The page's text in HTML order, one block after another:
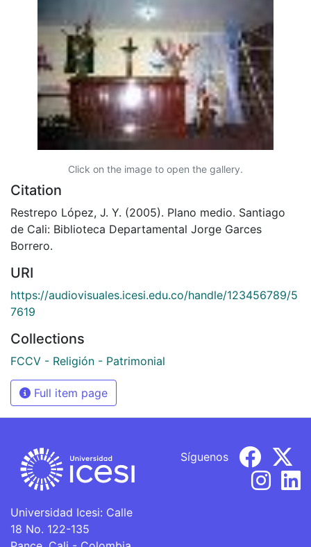
Click on the image to open the gallery.
Citation
Restrepo López, J. Y. (2005). Plano medio. Santiago
de Cali: Biblioteca Departamental Jorge Garces
Borrero.
URI
https://audiovisuales.icesi.edu.co/handle/123456789/5
7619
Collections
FCCV - Religión - Patrimonial
Full item page
Universidad Icesi: Calle
18 No. 122-135
Síguenos